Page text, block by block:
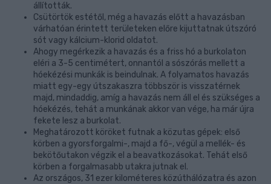
állították.
Csütörtök estétől, még a havazás előtt a havazásban
várhatóan érintett területeken előre kijuttatnak útszóró
sót vagy kálcium-klorid oldatot.
Ahogy megérkezik a havazás és a friss hó a burkolaton
eléri a 3-5 centimétert, onnantól a sószórás mellett a
hóekézési munkák is beindulnak. A folyamatos havazás
miatt egy-egy útszakaszra többször is visszatérnek
majd, mindaddig, amíg a havazás nem áll el és szükséges a
hóekézés, tehát a munkának akkor van vége, ha már újra
fekete lesz a burkolat.
Meghatározott köröket futnak a közutas gépek: első
körben a gyorsforgalmi-, majd a fő-, végül a mellék- és
bekötőutakon végzik el a beavatkozásokat. Tehát első
körben a forgalmasabb utakra jutnak el.
Az országos, 31 ezer kilométeres közúthálózatra és azon